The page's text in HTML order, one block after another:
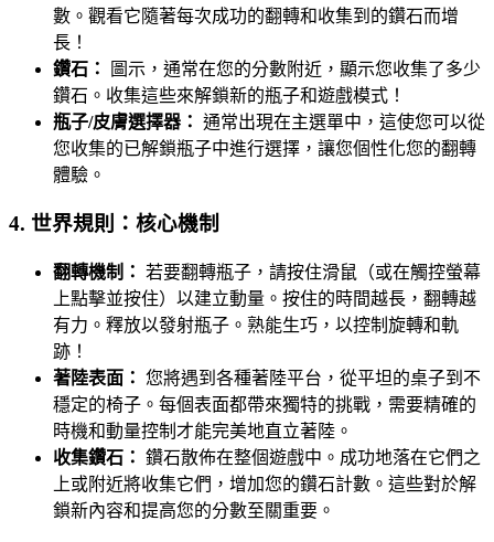
數。觀看它隨著每次成功的翻轉和收集到的鑽石而增
長！
鑽石：
圖示，通常在您的分數附近，顯示您收集了多少
鑽石。收集這些來解鎖新的瓶子和遊戲模式！
瓶子/皮膚選擇器： 通常出現在主選單中，這使您可以從
您收集的已解鎖瓶子中進行選擇，讓您個性化您的翻轉
體驗。
4. 世界規則：核心機制
翻轉機制： 若要翻轉瓶子，請按住滑鼠（或在觸控螢幕
上點擊並按住）以建立動量。按住的時間越長，翻轉越
有力。釋放以發射瓶子。熟能生巧，以控制旋轉和軌
跡！
著陸表面： 您將遇到各種著陸平台，從平坦的桌子到不
穩定的椅子。每個表面都帶來獨特的挑戰，需要精確的
時機和動量控制才能完美地直立著陸。
收集鑽石： 鑽石散佈在整個遊戲中。成功地落在它們之
上或附近將收集它們，增加您的鑽石計數。這些對於解
鎖新內容和提高您的分數至關重要。